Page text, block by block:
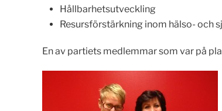
Hållbarhetsutveckling
Resursförstärkning inom hälso- och
En av partiets medlemmar som var på